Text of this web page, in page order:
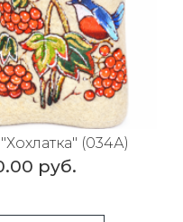
(034А)
руб.